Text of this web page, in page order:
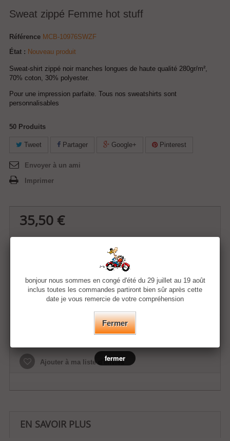
Sweat zippé Femme hot stuff
Référence MCB-10976SWZF
État : Nouveau produit
Sweat-shirt zippé noir manches longues de haute qualité 280gr/m²,
70% coton, 30% polyester.
Pour une impression parfaite. Tous nos sweatshirts sont
personnalisables
50 Produits
Tweet Partager Google+ Pinterest
Envoyer à un ami
Imprimer
35,50 €
Taille
Ajouter à ma liste d'envies
EN SAVOIR PLUS
bonjour nous sommes en congé d'été du 29 juillet au 19 août
inclus toutes les commandes partiront bien sûr après cette
date je vous remercie de votre compréhension
Fermer
fermer